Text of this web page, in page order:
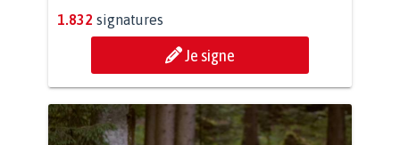
1.832 signatures
Je signe